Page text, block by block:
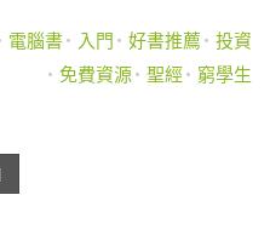
電腦書 入門 好書推薦
投資
免費資源 聖經 窮學生